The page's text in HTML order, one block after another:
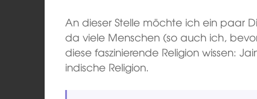
An dieser Stelle möchte ich ein paar
da viele Menschen (so auch ich,
diese faszinierende Religion wissen:
indische Religion.